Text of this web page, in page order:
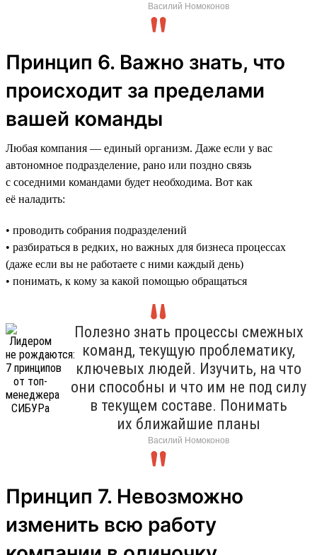
Василий Номоконов
Принцип 6. Важно знать, что
происходит за пределами
вашей команды
Любая компания — единый организм. Даже если у вас
автономное подразделение, рано или поздно связь
с соседними командами будет необходима. Вот как
её наладить:
• проводить собрания подразделений
• разбираться в редких, но важных для бизнеса процессах
(даже если вы не работаете с ними каждый день)
• понимать, к кому за какой помощью обращаться
Полезно знать процессы смежных
команд, текущую проблематику,
ключевых людей. Изучить, на что
они способны и что им не под силу
в текущем составе. Понимать
их ближайшие планы
Василий Номоконов
Принцип 7. Невозможно
изменить всю работу